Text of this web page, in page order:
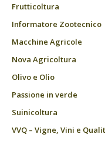
Frutticoltura
Informatore Zootecnico
Macchine Agricole
Nova Agricoltura
Olivo e Olio
Passione in verde
Suinicoltura
VVQ – Vigne, Vini e